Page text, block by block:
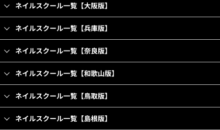
ネイルスクール一覧【大阪版】
ネイルスクール一覧【兵庫版】
ネイルスクール一覧【奈良版】
ネイルスクール一覧【和歌山版】
ネイルスクール一覧【鳥取版】
ネイルスクール一覧【島根版】